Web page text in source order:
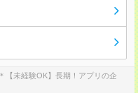
【未経験OK】長期！アプリの企